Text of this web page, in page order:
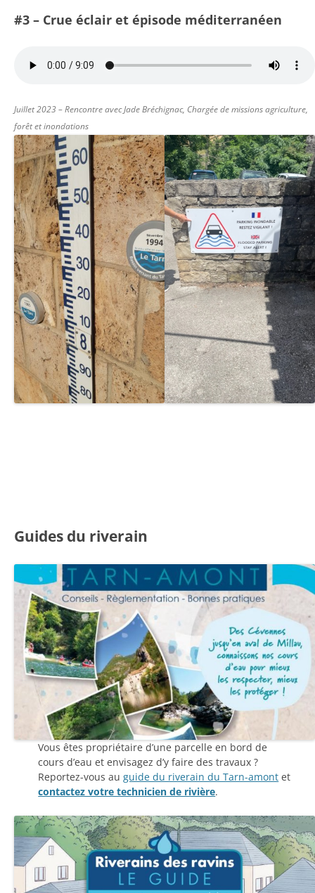
#3 – Crue éclair et épisode méditerranéen
Juillet 2023 – Rencontre avec Jade Bréchignac, Chargée de missions agriculture,
forêt et inondations
Guides du riverain
Vous êtes propriétaire d’une parcelle en bord de
cours d’eau et envisagez d’y faire des travaux ?
Reportez-vous auguide du riverain du Tarn-amont et
contactez votre technicien de rivière.